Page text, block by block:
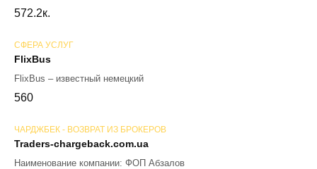
572.2к.
СФЕРА УСЛУГ
FlixBus
FlixBus – известный немецкий
560
ЧАРДЖБЕК - ВОЗВРАТ ИЗ БРОКЕРОВ
Traders-chargeback.com.ua
Наименование компании: ФОП Абзалов